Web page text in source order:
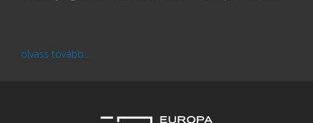
olvass tovább...